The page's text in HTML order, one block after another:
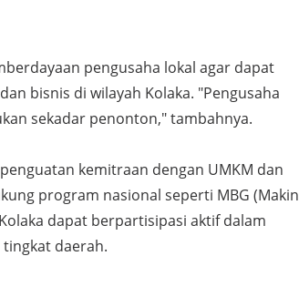
pengusaha lokal agar dapat
bisnis di wilayah Kolaka. "Pengusaha
sekadar penonton," tambahnya.
kemitraan dengan UMKM dan
program nasional seperti MBG
dapat berpartisipasi aktif dalam
daerah.